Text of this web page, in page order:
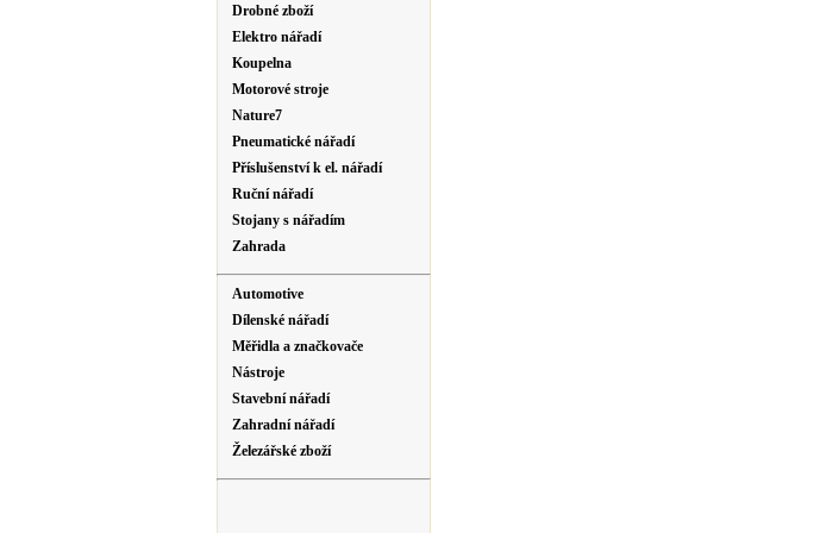
Drobné zboží
Elektro nářadí
Koupelna
Motorové stroje
Nature7
Pneumatické nářadí
Příslušenství k el. nářadí
Ruční nářadí
Stojany s nářadím
Zahrada
Automotive
Dílenské nářadí
Měřidla a značkovače
Nástroje
Stavební nářadí
Zahradní nářadí
Železářské zboží